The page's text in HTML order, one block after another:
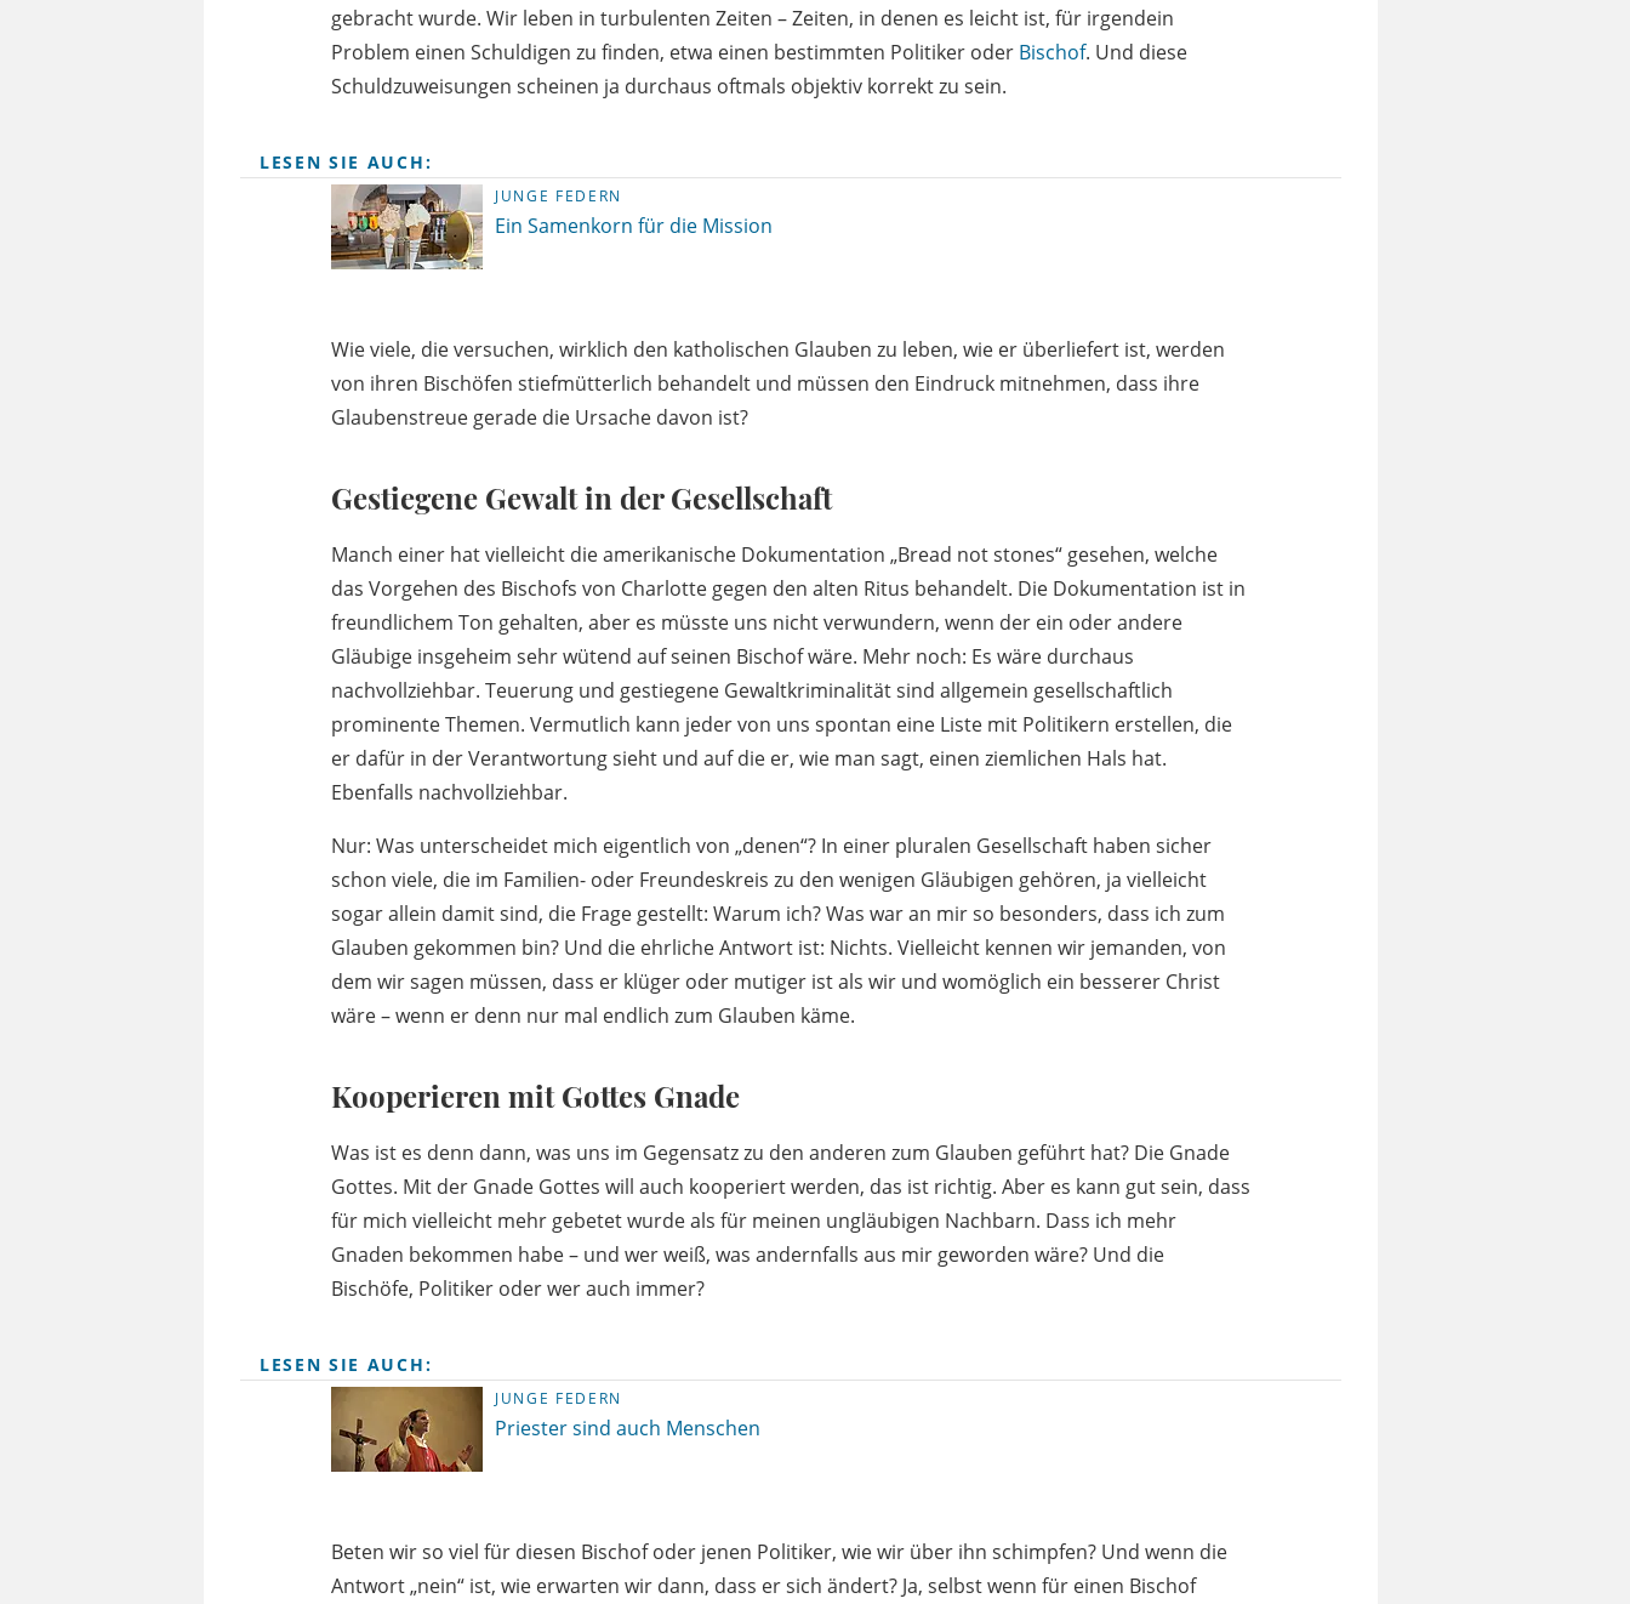
gebracht wurde. Wir leben in turbulenten Zeiten – Zeiten, in denen es leicht ist, für irgendein
Problem einen Schuldigen zu finden, etwa einen bestimmten Politiker oder Bischof. Und diese
Schuldzuweisungen scheinen ja durchaus oftmals objektiv korrekt zu sein.
LESEN SIE AUCH:
JUNGE FEDERN
Ein Samenkorn für die Mission
Wie viele, die versuchen, wirklich den katholischen Glauben zu leben, wie er überliefert ist, werden
von ihren Bischöfen stiefmütterlich behandelt und müssen den Eindruck mitnehmen, dass ihre
Glaubenstreue gerade die Ursache davon ist?
Gestiegene Gewalt in der Gesellschaft
Manch einer hat vielleicht die amerikanische Dokumentation „Bread not stones“ gesehen, welche
das Vorgehen des Bischofs von Charlotte gegen den alten Ritus behandelt. Die Dokumentation ist in
freundlichem Ton gehalten, aber es müsste uns nicht verwundern, wenn der ein oder andere
Gläubige insgeheim sehr wütend auf seinen Bischof wäre. Mehr noch: Es wäre durchaus
nachvollziehbar. Teuerung und gestiegene Gewaltkriminalität sind allgemein gesellschaftlich
prominente Themen. Vermutlich kann jeder von uns spontan eine Liste mit Politikern erstellen, die
er dafür in der Verantwortung sieht und auf die er, wie man sagt, einen ziemlichen Hals hat.
Ebenfalls nachvollziehbar.
Nur: Was unterscheidet mich eigentlich von „denen“? In einer pluralen Gesellschaft haben sicher
schon viele, die im Familien- oder Freundeskreis zu den wenigen Gläubigen gehören, ja vielleicht
sogar allein damit sind, die Frage gestellt: Warum ich? Was war an mir so besonders, dass ich zum
Glauben gekommen bin? Und die ehrliche Antwort ist: Nichts. Vielleicht kennen wir jemanden, von
dem wir sagen müssen, dass er klüger oder mutiger ist als wir und womöglich ein besserer Christ
wäre – wenn er denn nur mal endlich zum Glauben käme.
Kooperieren mit Gottes Gnade
Was ist es denn dann, was uns im Gegensatz zu den anderen zum Glauben geführt hat? Die Gnade
Gottes. Mit der Gnade Gottes will auch kooperiert werden, das ist richtig. Aber es kann gut sein, dass
für mich vielleicht mehr gebetet wurde als für meinen ungläubigen Nachbarn. Dass ich mehr
Gnaden bekommen habe – und wer weiß, was andernfalls aus mir geworden wäre? Und die
Bischöfe, Politiker oder wer auch immer?
LESEN SIE AUCH:
JUNGE FEDERN
Priester sind auch Menschen
Beten wir so viel für diesen Bischof oder jenen Politiker, wie wir über ihn schimpfen? Und wenn die
Antwort „nein“ ist, wie erwarten wir dann, dass er sich ändert? Ja, selbst wenn für einen Bischof